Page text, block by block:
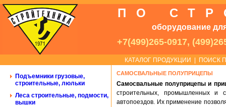
ПО
оборудование
+7(499)265-0917,
КАТАЛОГ ПРОДУКЦИИ ПОИСК
Подъемники грузовые,
строительные, люльки
Леса строительные, подмости,
вышки
САМОСВАЛЬНЫЕ ПОЛУПРИЦЕПЫ
Самосвальные полуприцепы и
строительных, промышленных и
автопоездов. Их применение